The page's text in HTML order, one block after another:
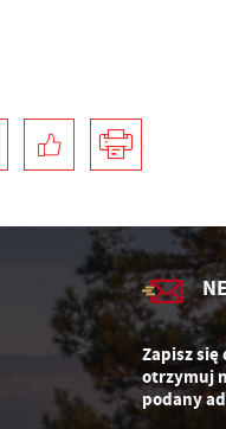
Zapisz
otrzymuj
podany